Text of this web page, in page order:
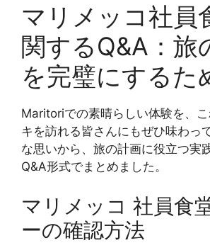
マリメッコ社員
関するQ&A：旅
を完璧にするた
Maritoriでの素晴らしい体験を、
キを訪れる皆さんにもぜひ味わっ
な思いから、旅の計画に役立つ実
Q&A形式でまとめました。
マリメッコ 社員食
ーの確認方法